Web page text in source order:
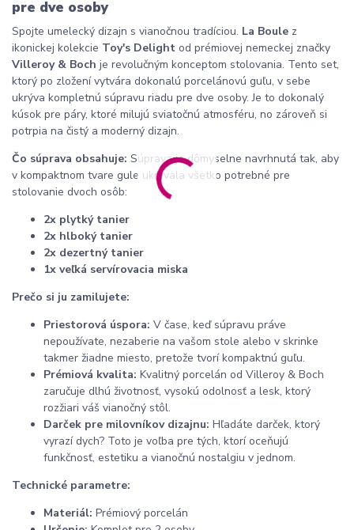
pre dve osoby
Spojte umelecký dizajn s vianočnou tradíciou. La Boule z
ikonickej kolekcie Toy's Delight od prémiovej nemeckej značky
Villeroy & Boch je revolučným konceptom stolovania. Tento set,
ktorý po zložení vytvára dokonalú porcelánovú guľu, v sebe
ukrýva kompletnú súpravu riadu pre dve osoby. Je to dokonalý
kúsok pre páry, ktoré milujú sviatočnú atmosféru, no zároveň si
potrpia na čistý a moderný dizajn.
Čo súprava obsahuje: Súprava je dômyselne navrhnutá tak, aby
v kompaktnom tvare gule ukrývala všetko potrebné pre
stolovanie dvoch osôb:
2x plytký tanier
2x hlboký tanier
2x dezertný tanier
1x veľká servírovacia miska
Prečo si ju zamilujete:
Priestorová úspora: V čase, keď súpravu práve
nepoužívate, nezaberie na vašom stole alebo v skrinke
takmer žiadne miesto, pretože tvorí kompaktnú guľu.
Prémiová kvalita: Kvalitný porcelán od Villeroy & Boch
zaručuje dlhú životnosť, vysokú odolnosť a lesk, ktorý
rozžiari váš vianočný stôl.
Darček pre milovníkov dizajnu: Hľadáte darček, ktorý
vyrazí dych? Toto je voľba pre tých, ktorí oceňujú
funkčnosť, estetiku a vianočnú nostalgiu v jednom.
Technické parametre:
Materiál: Prémiový porcelán